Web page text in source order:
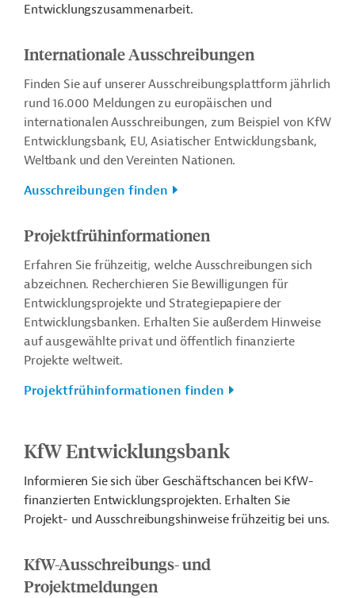
Entwicklungszusammenarbeit.
Internationale Ausschreibungen
Finden Sie auf unserer Ausschreibungsplattform jährlich
rund 16.000 Meldungen zu europäischen und
internationalen Ausschreibungen, zum Beispiel von KfW
Entwicklungsbank, EU, Asiatischer Entwicklungsbank,
Weltbank und den Vereinten Nationen.
Ausschreibungen finden
Projektfrühinformationen
Erfahren Sie frühzeitig, welche Ausschreibungen sich
abzeichnen. Recherchieren Sie Bewilligungen für
Entwicklungsprojekte und Strategiepapiere der
Entwicklungsbanken. Erhalten Sie außerdem Hinweise
auf ausgewählte privat und öffentlich finanzierte
Projekte weltweit.
Projektfrühinformationen finden
KfW Entwicklungsbank
Informieren Sie sich über Geschäftschancen bei KfW-
finanzierten Entwicklungsprojekten. Erhalten Sie
Projekt- und Ausschreibungshinweise frühzeitig bei uns.
KfW-Ausschreibungs- und
Projektmeldungen